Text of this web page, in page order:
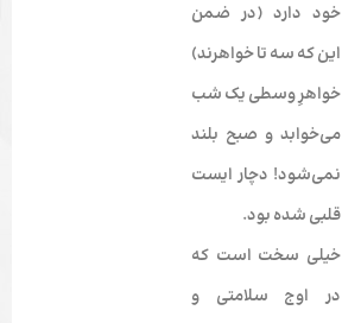
خود دارد (در ضمن
این که سه تا خواهرند)
خواهرِ وسطی یک شب
می­‌خوابد و صبح بلند
نمی‌­شود! دچار ایست
قلبی شده بود.
خیلی سخت است که
در اوج سلامتی و